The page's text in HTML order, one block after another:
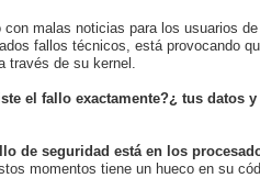
con malas noticias para los usuarios
fallos técnicos, está provocando
través de su kernel.
el fallo exactamente?¿ tus datos
de seguridad está en los
momentos tiene un hueco en su